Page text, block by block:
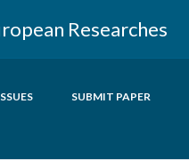
Researches
SUBMIT PAPER